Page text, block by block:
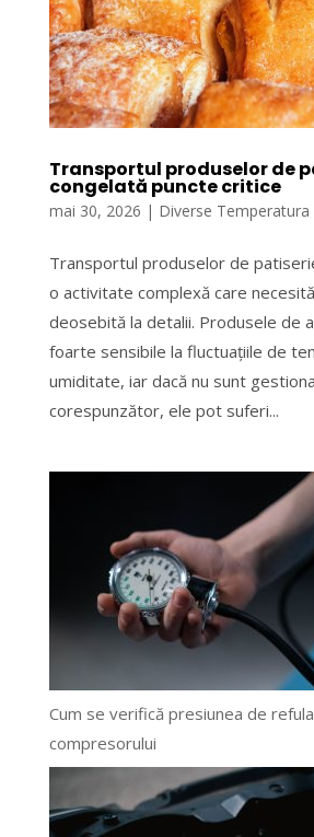
Transportul produselor de
congelată puncte critice
mai 30, 2026 | Diverse
Transportul produselor de
o activitate complexă care
deosebită la detalii. Produsele de
foarte sensibile la fluctuațiile de
umiditate, iar dacă nu sunt
corespunzător, ele pot suferi...
Cum se verifică presiunea de
compresorului